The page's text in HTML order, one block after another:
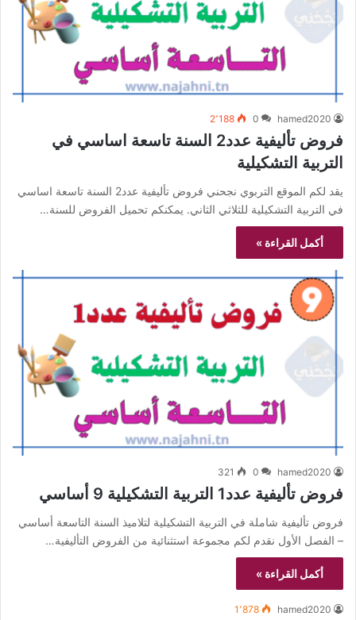
hamed2020
0 2٬188
فروض تأليفية عدد2 السنة تاسعة اساسي في
التربية التشكيلية
يقد لكم الموقع التربوي نجحني فروض تأليفية عدد2 السنة تاسعة اساسي
في التربية التشكيلية للثلاثي الثاني. يمكنكم تحميل الفروض للسنة…
أكمل القراءة »
hamed2020
0
321
فروض تأليفية عدد1 التربية التشكيلية 9 أساسي
فروض تأليفية شاملة في التربية التشكيلية لتلاميذ السنة التاسعة أساسي
– الفصل الأول نقدم لكم مجموعة استثنائية من الفروض التأليفية…
أكمل القراءة »
hamed2020 1٬878